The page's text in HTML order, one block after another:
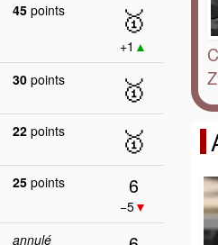
45 points 🥇
+1 ▲
30 points 🥇
22 points 🥇
25 points 6
−5▼
annulé